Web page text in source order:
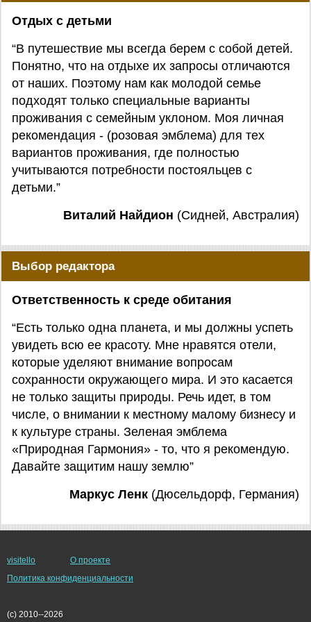
Отдых с детьми
“В путешествие мы всегда берем с собой детей.
Понятно, что на отдыхе их запросы отличаются
от наших. Поэтому нам как молодой семье
подходят только специальные варианты
проживания с семейным уклоном. Моя личная
рекомендация - (розовая эмблема) для тех
вариантов проживания, где полностью
учитываются потребности постояльцев с
детьми.”
Виталий Найдион (Сидней, Австралия)
Выбор редактора
Ответственность к среде обитания
“Есть только одна планета, и мы должны успеть
увидеть всю ее красоту. Мне нравятся отели,
которые уделяют внимание вопросам
сохранности окружающего мира. И это касается
не только защиты природы. Речь идет, в том
числе, о внимании к местному малому бизнесу и
к культуре страны. Зеленая эмблема
«Природная Гармония» - то, что я рекомендую.
Давайте защитим нашу землю”
Маркус Ленк (Дюсельдорф, Германия)
visitello
О проекте
Политика конфиденциальности
(c) 2010--2026